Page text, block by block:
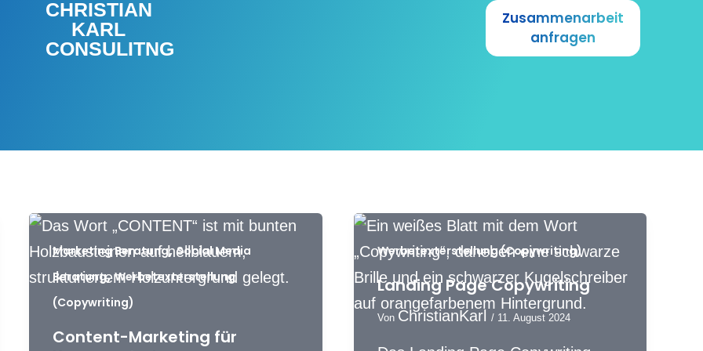
CHRISTIAN
KARL
CONSULITNG
Zusammenarbeit
anfragen
Marketing Beratung,Social Media
Beratung,Werbetexterstellung
(Copywriting)
Content-Marketing für
Werbetexterstellung (Copywriting)
Landing Page Copywriting
Von ChristianKarl / 11. August 2024